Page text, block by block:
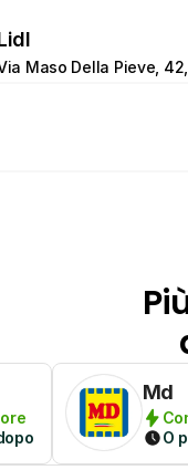
Maso Della Pieve,
Md
O